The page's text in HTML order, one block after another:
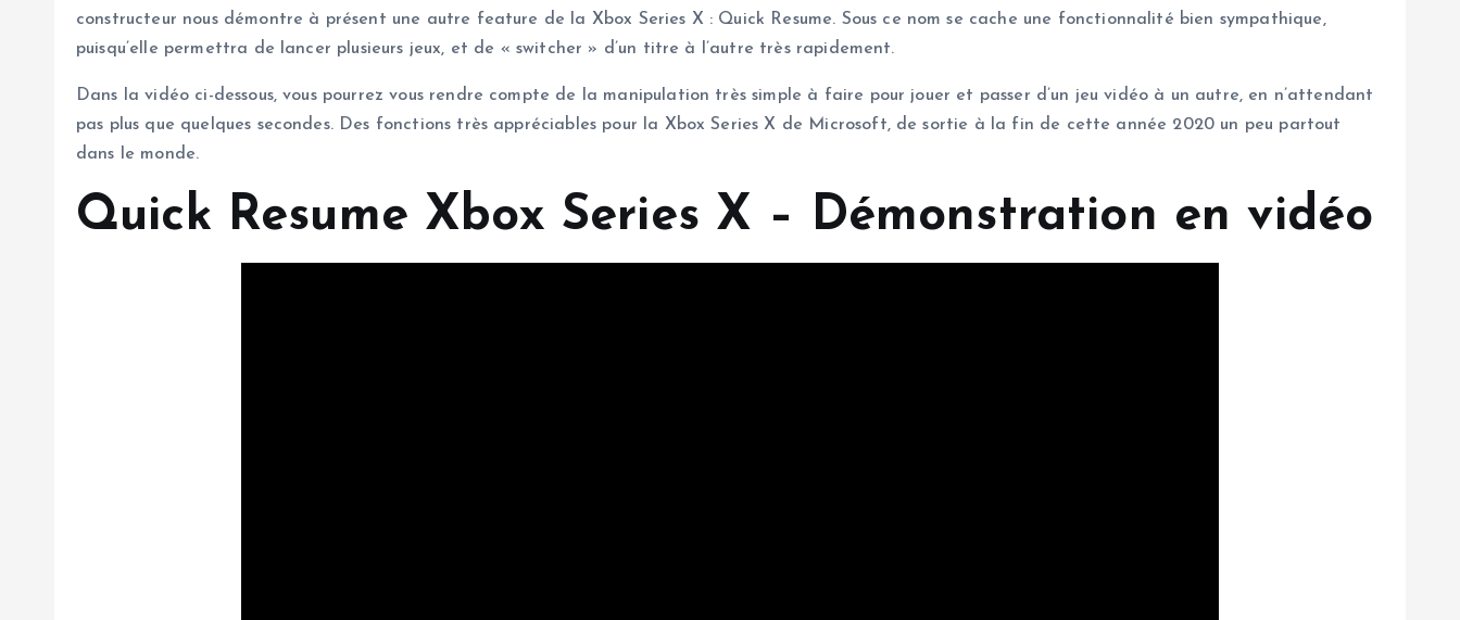
constructeur nous démontre à présent une autre feature de la Xbox Series X : Quick Resume. Sous ce nom se cache une fonctionnalité bien sympathique,
puisqu’elle permettra de lancer plusieurs jeux, et de « switcher » d’un titre à l’autre très rapidement.
Dans la vidéo ci-dessous, vous pourrez vous rendre compte de la manipulation très simple à faire pour jouer et passer d’un jeu vidéo à un autre, en n’attendant
pas plus que quelques secondes. Des fonctions très appréciables pour la Xbox Series X de Microsoft, de sortie à la fin de cette année 2020 un peu partout
dans le monde.
Quick Resume Xbox Series X – Démonstration en vidéo